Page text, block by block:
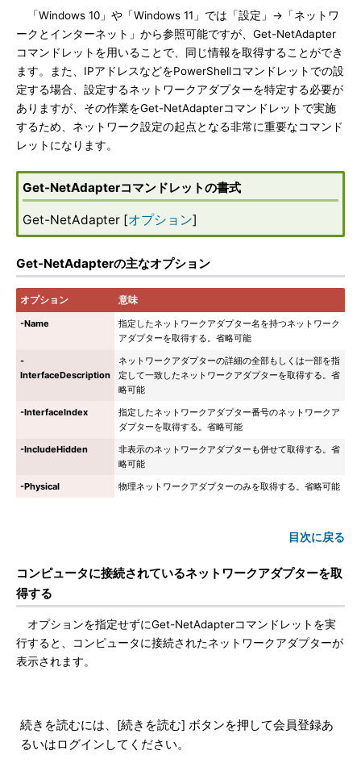
「Windows 10」や「Windows 11」では「設定」→「ネットワ
ークとインターネット」から参照可能ですが、Get-NetAdapter
コマンドレットを用いることで、同じ情報を取得することができ
ます。また、IPアドレスなどをPowerShellコマンドレットでの設
定する場合、設定するネットワークアダプターを特定する必要が
ありますが、その作業をGet-NetAdapterコマンドレットで実施
するため、ネットワーク設定の起点となる非常に重要なコマンド
レットになります。
Get-NetAdapterコマンドレットの書式
Get-NetAdapter [オプション]
Get-NetAdapterの主なオプション
オプション 意味
-Name
指定したネットワークアダプター名を持つネットワーク
アダプターを取得する。省略可能
-
InterfaceDescription
ネットワークアダプターの詳細の全部もしくは一部を指
定して一致したネットワークアダプターを取得する。省
略可能
-InterfaceIndex
指定したネットワークアダプター番号のネットワークア
ダプターを取得する。省略可能
-IncludeHidden
非表示のネットワークアダプターも併せて取得する。省
略可能
-Physical
物理ネットワークアダプターのみを取得する。省略可能
目次に戻る
コンピュータに接続されているネットワークアダプターを取
得する
オプションを指定せずにGet-NetAdapterコマンドレットを実
行すると、コンピュータに接続されたネットワークアダプターが
表示されます。
続きを読むには、[続きを読む] ボタンを押して会員登録あ
るいはログインしてください。